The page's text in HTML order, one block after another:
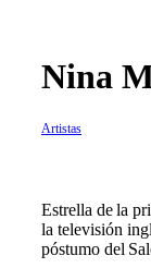
Nina
Artistas
Estrella de la
la televisión
póstumo del